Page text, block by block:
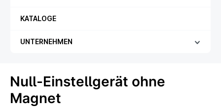
KATALOGE
UNTERNEHMEN
Null-Einstellgerät ohne
Magnet